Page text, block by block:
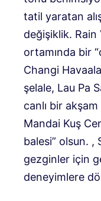
tatil yaratan
değişiklik. Rain
ortamında bir
Changi
şelale, Lau Pa
canlı bir
Mandai Kuş
balesi” olsun. ,
gezginler için
deneyimlere